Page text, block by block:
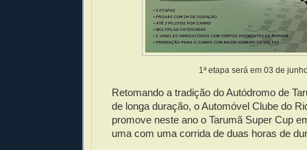
1ª etapa será em 03 de
Retomando a tradição do Autódromo de
de longa duração, o Automóvel Clube do
promove neste ano o Tarumã Super Cup
uma com uma corrida de duas horas de